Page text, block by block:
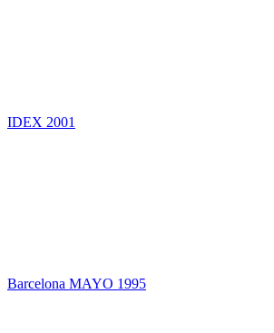
IDEX 2001
Barcelona MAYO 1995